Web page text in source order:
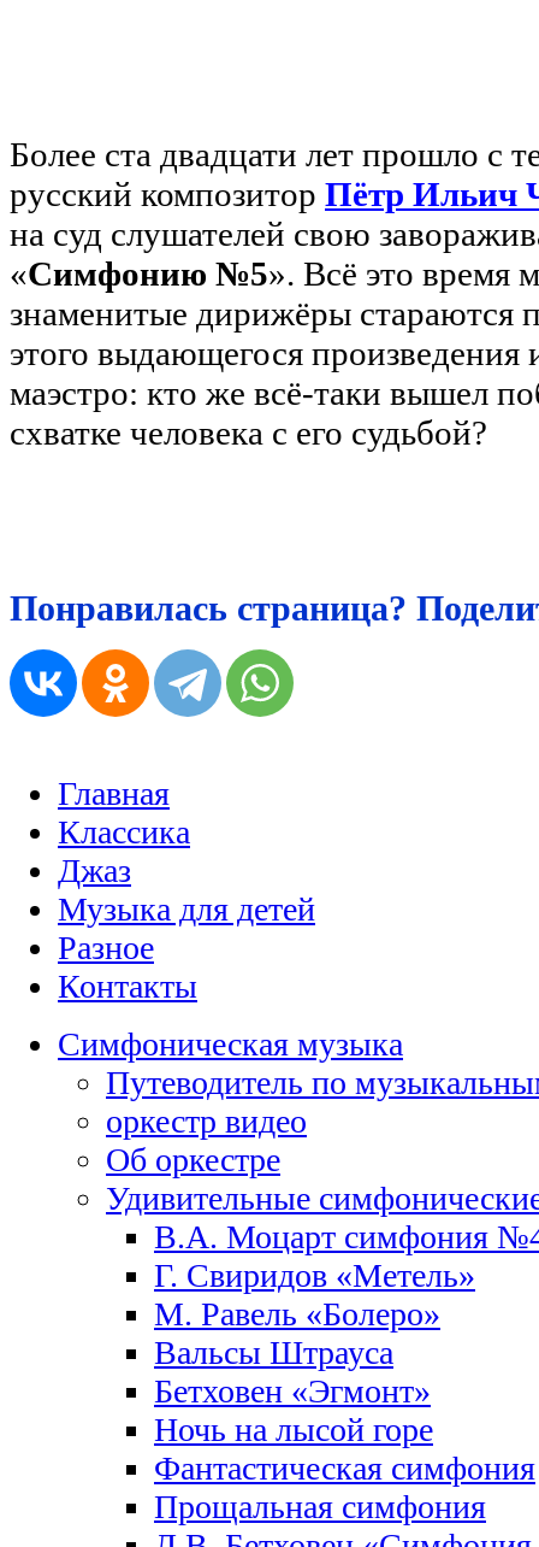
Более ста двадцати лет прошло с
русский композитор Пётр Ильич
на суд слушателей свою
«Симфонию №5». Всё это время
знаменитые дирижёры стараются
этого выдающегося произведения
маэстро: кто же всё-таки вышел
схватке человека с его судьбой?
Понравилась страница?
Главная
Классика
Джаз
Музыка для детей
Разное
Контакты
Симфоническая музыка
Путеводитель по
оркестр видео
Об оркестре
Удивительные
В.А. Моцарт симфония
Г. Свиридов «Метель»
М. Равель «Болеро»
Вальсы Штрауса
Бетховен «Эгмонт»
Ночь на лысой горе
Фантастическая симфония
Прощальная симфония